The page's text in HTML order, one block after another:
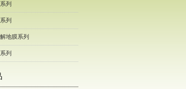
列
列
地膜系列
列